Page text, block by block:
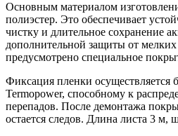
Основным материалом
полиэстер. Это обеспечивает
чистку и длительное сохранение
дополнительной защиты от
предусмотрено специальное
Фиксация пленки осуществляется
Termopower, способному к
перепадов. После демонтажа
остается следов. Длина листа 3